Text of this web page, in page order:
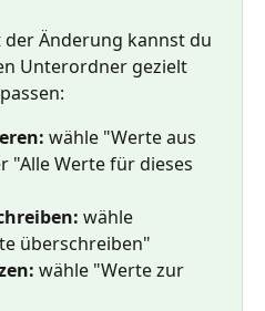
Änderung kannst du
Unterordner gezielt
wähle "Werte aus
"Alle Werte für dieses
wähle
überschreiben"
wähle "Werte zur